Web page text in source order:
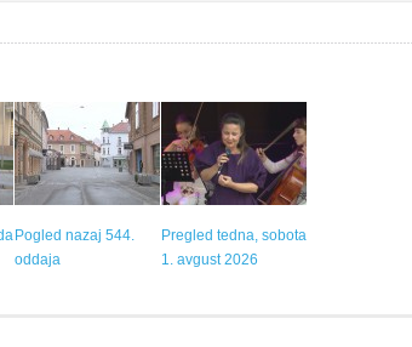
Pogled nazaj 544.
oddaja
Pregled tedna, sobota
1. avgust 2026